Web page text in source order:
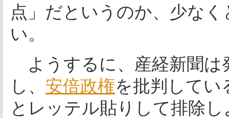
点」だというのか、少な
い。
ようするに、産経新聞は
し、 安倍政権を批判してい
とレッテル貼りして排除